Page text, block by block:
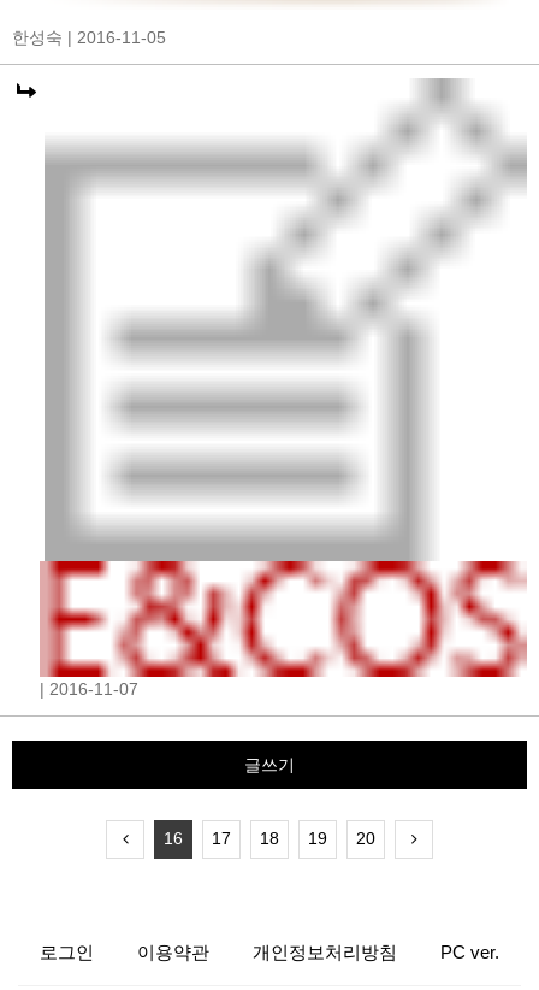
한성숙 | 2016-11-05
| 2016-11-07
글쓰기
16 17 18 19 20
로그인 이용약관 개인정보처리방침 PC ver.